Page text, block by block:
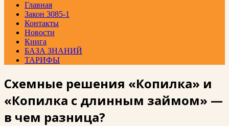
Главная
Закон 3085-1
Контакты
Новости
Книга
БАЗА ЗНАНИЙ
ТАРИФЫ
Схемные решения «Копилка» и
«Копилка с длинным займом» —
в чем разница?